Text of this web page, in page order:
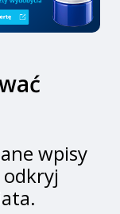
wpisy
odkryj